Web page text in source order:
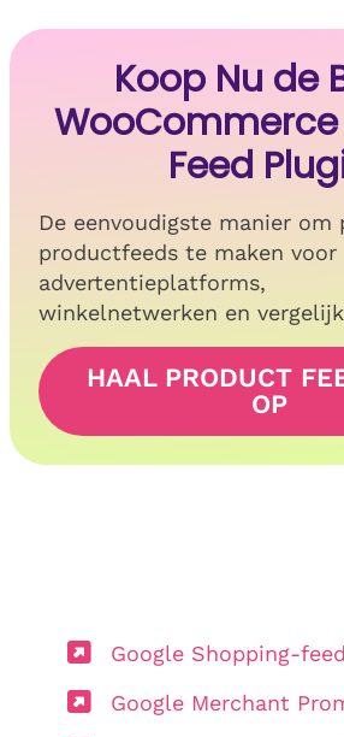
Koop Nu de
Feed
De eenvoudigste manier om
productfeeds te maken voor
advertentieplatforms,
winkelnetwerken en
HAAL PRODUCT
OP
Google Shopping-feed
Google Merchant